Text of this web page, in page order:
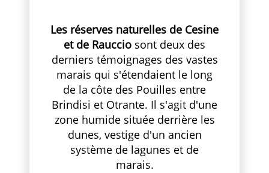
Les réserves naturelles de Cesine
et de Rauccio sont deux des
derniers témoignages des vastes
marais qui s'étendaient le long
de la côte des Pouilles entre
Brindisi et Otrante. Il s'agit d'une
zone humide située derrière les
dunes, vestige d'un ancien
système de lagunes et de
marais.